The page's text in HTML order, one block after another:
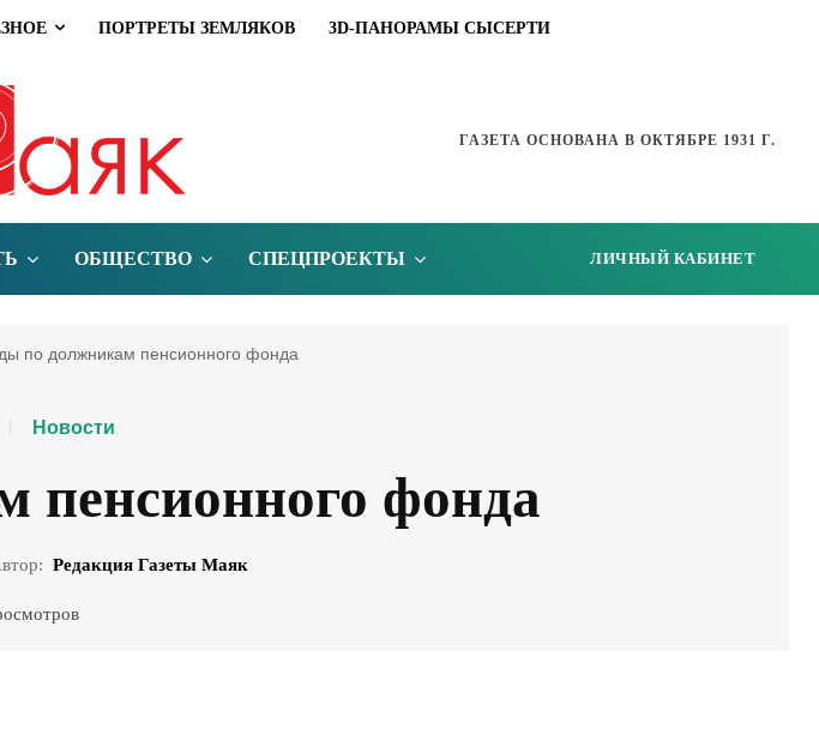
ПОРТРЕТЫ ЗЕМЛЯКОВ 3D-ПАНОРАМЫ СЫСЕРТИ
ГАЗЕТА ОСНОВАНА В ОКТЯБРЕ 1931 Г.
ОБЩЕСТВО СПЕЦПРОЕКТЫ ЛИЧНЫЙ КАБИНЕТ
по должникам пенсионного фонда
Новости
пенсионного фонда
Редакция Газеты Маяк